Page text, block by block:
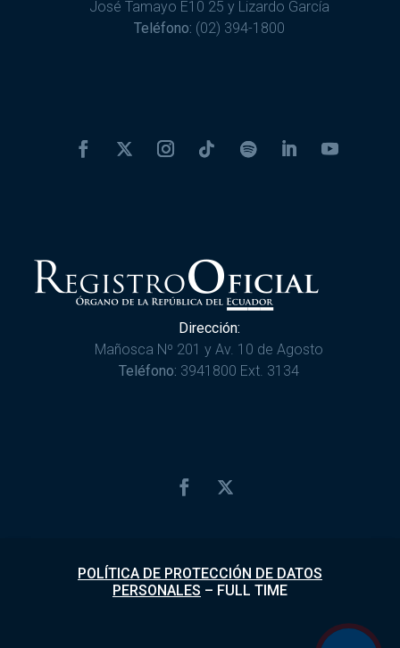
José Tamayo E10 25 y Lizardo García
Teléfono: (02) 394-1800
Dirección:
Mañosca Nº 201 y Av. 10 de Agosto
Teléfono: 3941800 Ext. 3134
POLÍTICA DE PROTECCIÓN DE DATOS
PERSONALES – FULL TIME